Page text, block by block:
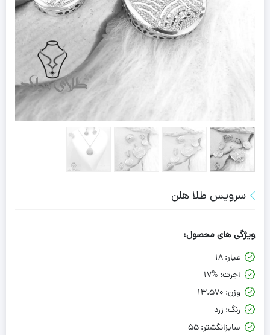
سرویس طلا هلن
ویژگی های محصول:
عیار:18
اجرت: 17%
وزن: 13.570
رنگ: زرد
سایزانگشتر:55